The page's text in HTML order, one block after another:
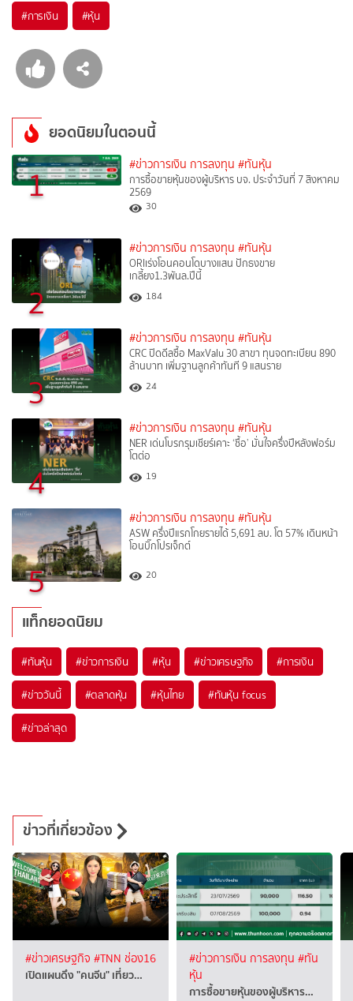
#การเงิน #หุ้น
ยอดนิยมในตอนนี้
1 #ข่าวการเงิน การลงทุน #ทันหุ้น
การซื้อขายหุ้นของผู้บริหาร บจ. ประจำวันที่ 7 สิงหาคม
2569
30
2
#ข่าวการเงิน การลงทุน #ทันหุ้น
ORIเร่งโอนคอนโดบางแสน ปักธงขาย
เกลี้ยง1.3พันล.ปีนี้
184
3
#ข่าวการเงิน การลงทุน #ทันหุ้น
CRC ปิดดีลซื้อ MaxValu 30 สาขา ทุนจดทะเบียน 890
ล้านบาท เพิ่มฐานลูกค้าทันที 9 แสนราย
24
4
#ข่าวการเงิน การลงทุน #ทันหุ้น
NER เด่นโบรกรุมเชียร์เคาะ ‘ซื้อ’ มั่นใจครึ่งปีหลังฟอร์ม
โตต่อ
19
5
#ข่าวการเงิน การลงทุน #ทันหุ้น
ASW ครึ่งปีแรกโกยรายได้ 5,691 ลบ. โต 57% เดินหน้า
โอนบิ๊กโปรเจ็กต์
20
แท็กยอดนิยม
#ทันหุ้น #ข่าวการเงิน #หุ้น #ข่าวเศรษฐกิจ #การเงิน
#ข่าววันนี้ #ตลาดหุ้น #หุ้นไทย #ทันหุ้น focus
#ข่าวล่าสุด
ข่าวที่เกี่ยวข้อง
#ข่าวเศรษฐกิจ #TNN ช่อง16
เปิดแผนดึง "คนจีน" เที่ยว…
#ข่าวการเงิน การลงทุน #ทัน
หุ้น
การซื้อขายหุ้นของผู้บริหาร…